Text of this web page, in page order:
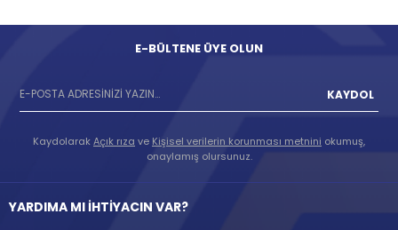
E-BÜLTENE ÜYE OLUN
KAYDOL
KaydolarakAçık rıza ve Kişisel verilerin korunması metnini okumuş,
onaylamış olursunuz.
YARDIMA MI İHTİYACIN VAR?